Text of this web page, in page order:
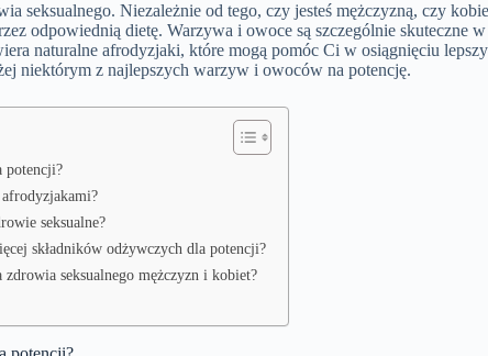
seksualnego. Niezależnie od tego, czy jesteś mężczyzną, czy
odpowiednią dietę. Warzywa i owoce są szczególnie skuteczne w
naturalne afrodyzjaki, które mogą pomóc Ci w osiągnięciu
niektórym z najlepszych warzyw i owoców na potencję.
potencji?
seksualne?
składników odżywczych dla potencji?
seksualnego mężczyzn i kobiet?